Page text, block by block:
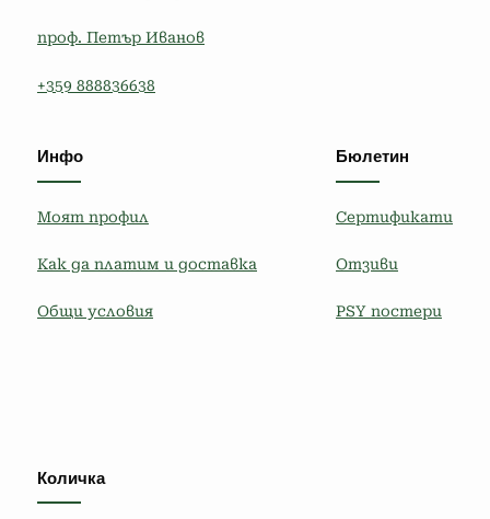
проф. Петър Иванов
+359 888836638
Инфо
Моят профил
Как да платим и доставка
Общи условия
Бюлетин
Сертификати
Отзиви
PSY постери
Количка